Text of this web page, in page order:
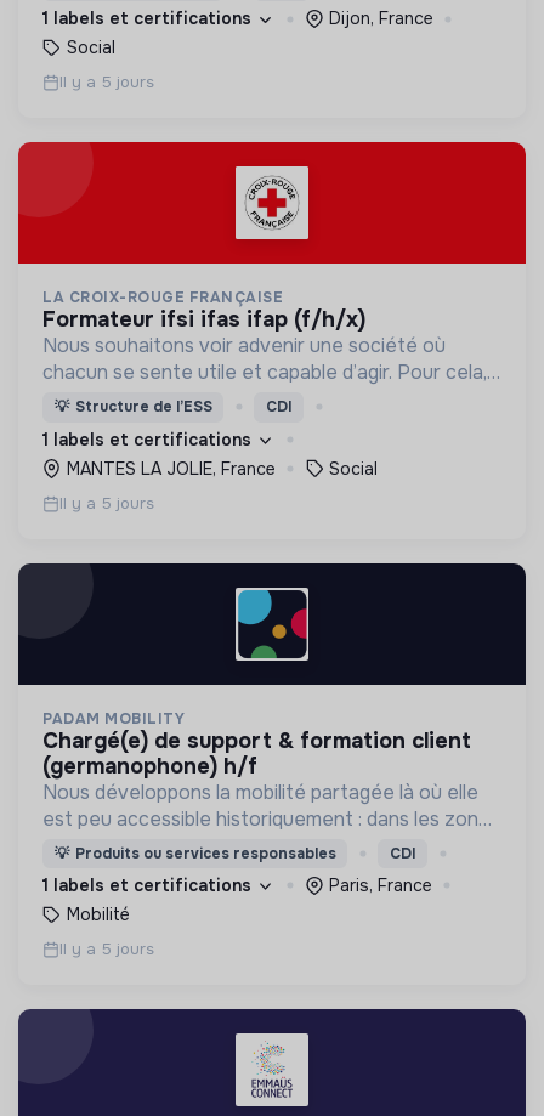
permettre de devenir des hommes et des femmes
debout.
1 labels et certifications
Dijon, France
Social
Il y a 5 jours
LA CROIX-ROUGE FRANÇAISE
formateur ifsi ifas ifap (f/h/x)
Nous souhaitons voir advenir une société où
chacun se sente utile et capable d’agir. Pour cela,
nous proposons des moyens et des lieux
d’engagement innovants et adaptés à tous.
💡 Structure de l’ESS CDI
1 labels et certifications
MANTES LA JOLIE, France
Social
Il y a 5 jours
PADAM MOBILITY
chargé(e) de support & formation client
(germanophone) h/f
Nous développons la mobilité partagée là où elle
est peu accessible historiquement : dans les zones
périurbaines et rurales, en heures creuses, pour
les personnes à mobilité réduite.
💡 Produits ou services responsables CDI
1 labels et certifications
Paris, France
Mobilité
Il y a 5 jours